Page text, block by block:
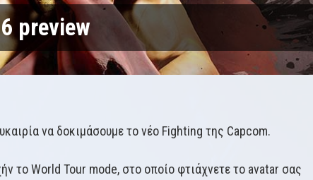
preview
να δοκιμάσουμε το νέο Fighting της Capcom.
το World Tour mode, στο οποίο φτιάχνετε το avatar σας